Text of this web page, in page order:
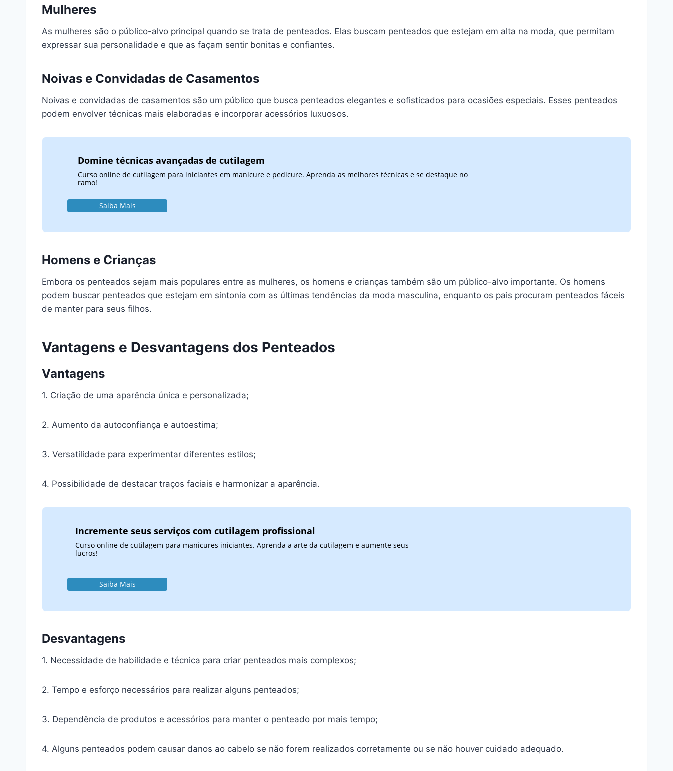
Mulheres
As mulheres são o público-alvo principal quando se trata de penteados. Elas buscam penteados que estejam em alta na moda, que permitam
expressar sua personalidade e que as façam sentir bonitas e confiantes.
Noivas e Convidadas de Casamentos
Noivas e convidadas de casamentos são um público que busca penteados elegantes e sofisticados para ocasiões especiais. Esses penteados
podem envolver técnicas mais elaboradas e incorporar acessórios luxuosos.
Domine técnicas avançadas de cutilagem
Curso online de cutilagem para iniciantes em manicure e pedicure. Aprenda as melhores técnicas e se destaque no
ramo!
Saiba Mais
Homens e Crianças
Embora os penteados sejam mais populares entre as mulheres, os homens e crianças também são um público-alvo importante. Os homens
podem buscar penteados que estejam em sintonia com as últimas tendências da moda masculina, enquanto os pais procuram penteados fáceis
de manter para seus filhos.
Vantagens e Desvantagens dos Penteados
Vantagens
1. Criação de uma aparência única e personalizada;
2. Aumento da autoconfiança e autoestima;
3. Versatilidade para experimentar diferentes estilos;
4. Possibilidade de destacar traços faciais e harmonizar a aparência.
Incremente seus serviços com cutilagem profissional
Curso online de cutilagem para manicures iniciantes. Aprenda a arte da cutilagem e aumente seus
lucros!
Saiba Mais
Desvantagens
1. Necessidade de habilidade e técnica para criar penteados mais complexos;
2. Tempo e esforço necessários para realizar alguns penteados;
3. Dependência de produtos e acessórios para manter o penteado por mais tempo;
4. Alguns penteados podem causar danos ao cabelo se não forem realizados corretamente ou se não houver cuidado adequado.